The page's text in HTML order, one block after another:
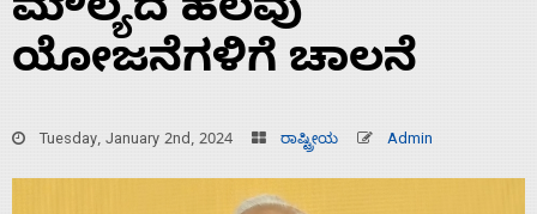
ಮೌಲ್ಯದ ಹಲವು
ಯೋಜನೆಗಳಿಗೆ ಚಾಲನೆ
Tuesday, January 2nd, 2024 ರಾಷ್ಟ್ರೀಯ Admin